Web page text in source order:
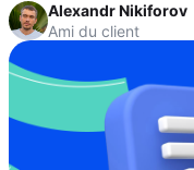
Alexandr Nikiforov
Ami du client